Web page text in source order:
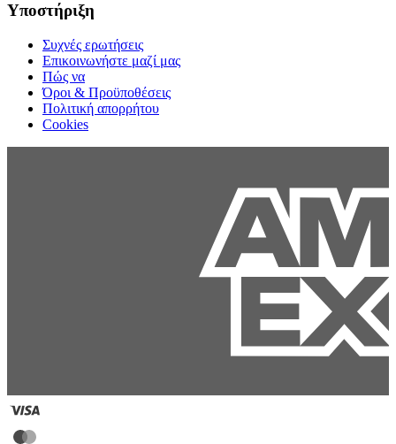
Υποστήριξη
Συχνές ερωτήσεις
Επικοινωνήστε μαζί μας
Πώς να
Όροι & Προϋποθέσεις
Πολιτική απορρήτου
Cookies